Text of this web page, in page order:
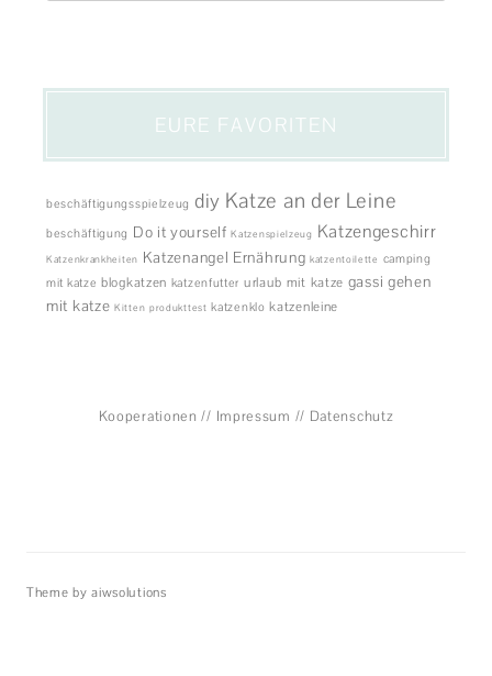
EURE FAVORITEN
beschäftigungsspielzeug diy Katze an der Leine
beschäftigung Do it yourself Katzenspielzeug Katzengeschirr
Katzenkrankheiten Katzenangel Ernährung katzentoilette camping
mit katze blogkatzen katzenfutter urlaub mit katze gassi gehen
mit katze Kitten produkttest katzenklo katzenleine
Kooperationen // Impressum // Datenschutz
Theme by aiwsolutions